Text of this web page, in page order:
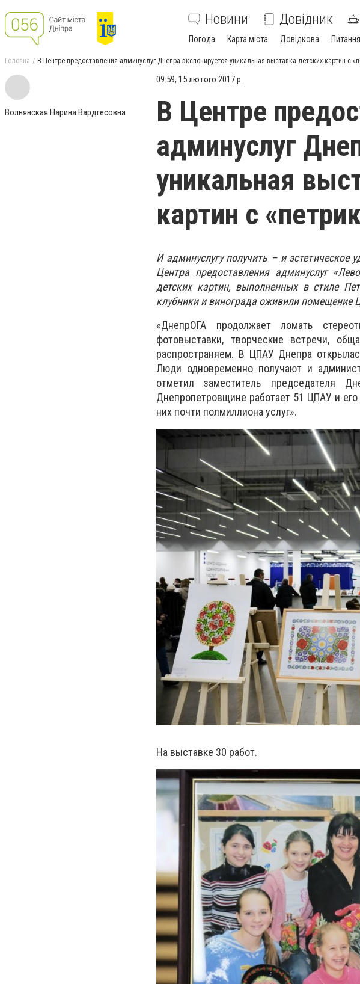
Новини Довідник
Погода Карта міста Довідкова
Головна В Центре предоставления админуслуг Днепра экспонируется уникальная выставка детских картин с
Волнянская Нарина Вардгесовна
09:59, 15 лютого 2017 р.
В Центре
админуслуг
уникальная
картин с
И админуслугу получить – и
Центра предоставления админуслуг
детских картин, выполненных в стиле
клубники и винограда оживили помещение
«ДнепрОГА продолжает ломать
фотовыставки, творческие встречи,
распространяем. В ЦПАУ Днепра
Люди одновременно получают и
отметил заместитель председателя
Днепропетровщине работает 51 ЦПАУ и
них почти полмиллиона услуг».
На выставке 30 работ.